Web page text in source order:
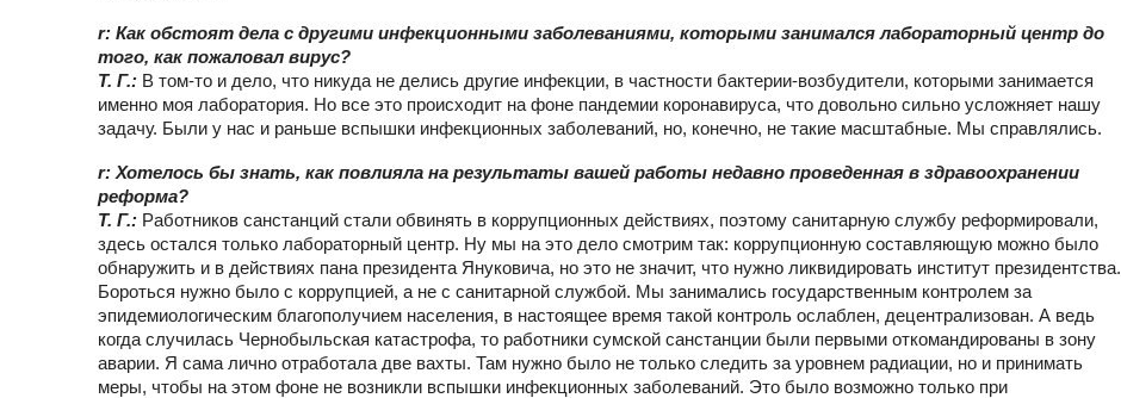
r: Как обстоят дела с другими инфекционными заболеваниями, которыми занимался лабораторный центр до
того, как пожаловал вирус?
Т. Г.: В том-то и дело, что никуда не делись другие инфекции, в частности бактерии-возбудители, которыми занимается
именно моя лаборатория. Но все это происходит на фоне пандемии коронавируса, что довольно сильно усложняет нашу
задачу. Были у нас и раньше вспышки инфекционных заболеваний, но, конечно, не такие масштабные. Мы справлялись.
r: Хотелось бы знать, как повлияла на результаты вашей работы недавно проведенная в здравоохранении
реформа?
Т. Г.: Работников санстанций стали обвинять в коррупционных действиях, поэтому санитарную службу реформировали,
здесь остался только лабораторный центр. Ну мы на это дело смотрим так: коррупционную составляющую можно было
обнаружить и в действиях пана президента Януковича, но это не значит, что нужно ликвидировать институт президентства.
Бороться нужно было с коррупцией, а не с санитарной службой. Мы занимались государственным контролем за
эпидемиологическим благополучием населения, в настоящее время такой контроль ослаблен, децентрализован. А ведь
когда случилась Чернобыльская катастрофа, то работники сумской санстанции были первыми откомандированы в зону
аварии. Я сама лично отработала две вахты. Там нужно было не только следить за уровнем радиации, но и принимать
меры, чтобы на этом фоне не возникли вспышки инфекционных заболеваний. Это было возможно только при